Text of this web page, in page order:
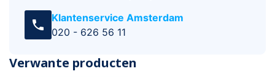
call
Klantenservice Amsterdam
020 - 626 56 11
Verwante producten